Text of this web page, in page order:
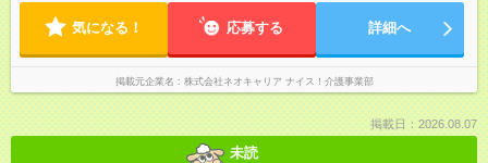
気になる！ 応募する 詳細へ
掲載元企業名 株式会社ネオキャリア ナイス！介護事業部
掲載日：2026.08.07
未読